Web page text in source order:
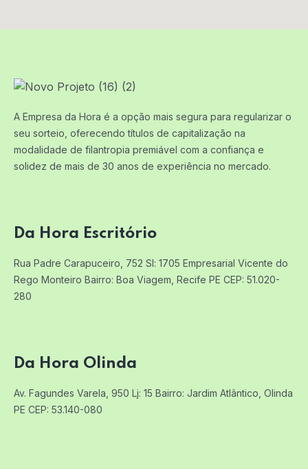
A Empresa da Hora é a opção mais segura para regularizar o
seu sorteio, oferecendo títulos de capitalização na
modalidade de filantropia premiável com a confiança e
solidez de mais de 30 anos de experiência no mercado.
Da Hora Escritório
Rua Padre Carapuceiro, 752 Sl: 1705 Empresarial Vicente do
Rego Monteiro Bairro: Boa Viagem, Recife PE CEP: 51.020-
280
Da Hora Olinda
Av. Fagundes Varela, 950 Lj: 15 Bairro: Jardim Atlântico, Olinda
PE CEP: 53.140-080